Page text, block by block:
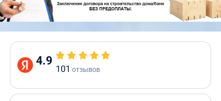
4.9
101 отзывов